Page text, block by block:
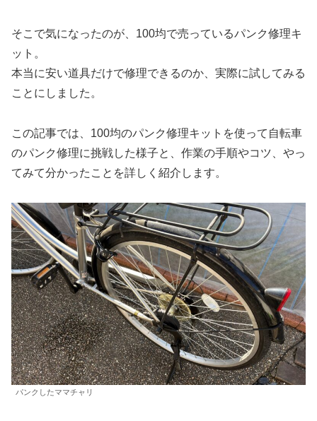
そこで気になったのが、100均で売っているパンク修理キ
ット。
本当に安い道具だけで修理できるのか、実際に試してみる
ことにしました。
この記事では、100均のパンク修理キットを使って自転車
のパンク修理に挑戦した様子と、作業の手順やコツ、やっ
てみて分かったことを詳しく紹介します。
パンクしたママチャリ